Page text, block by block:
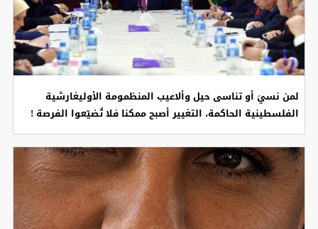
لمن نسيَ أو تناسى حيل وألاعيب المنظمومة الأوليغارشية
الفلسطينية الحاكمة، التغيير أصبح ممكنا فلا تُضيّعوا الفرصة !